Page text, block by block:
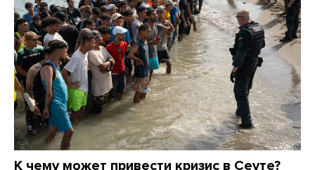
К чему может привести кризис в Сеуте?